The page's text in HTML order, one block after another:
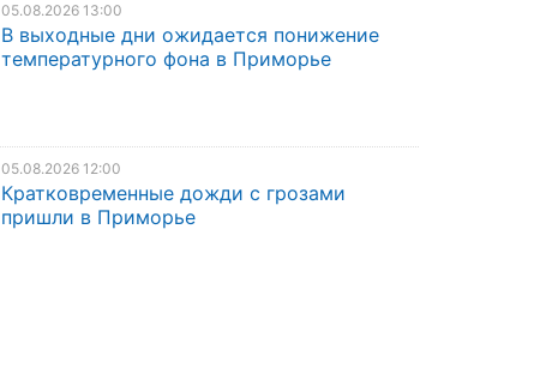
05.08.2026 13:00
В выходные дни ожидается понижение
температурного фона в Приморье
05.08.2026 12:00
Кратковременные дожди с грозами
пришли в Приморье